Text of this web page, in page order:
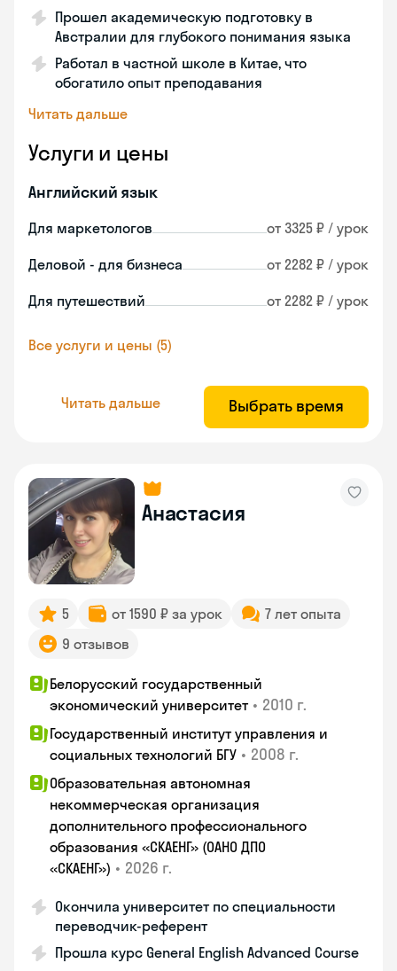
Прошел академическую подготовку в
Австралии для глубокого понимания языка
Работал в частной школе в Китае, что
обогатило опыт преподавания
Читать дальше
Услуги и цены
Английский язык
Для маркетологов от 3325 ₽ / урок
Деловой - для бизнеса от 2282 ₽ / урок
Для путешествий от 2282 ₽ / урок
Все услуги и цены (5)
Читать дальше Выбрать время
Анастасия
5 от 1590 ₽ за урок
7 лет опыта
9 отзывов
Белорусский государственный
экономический университет • 2010 г.
Государственный институт управления и
социальных технологий БГУ • 2008 г.
Образовательная автономная
некоммерческая организация
дополнительного профессионального
образования «СКАЕНГ» (ОАНО ДПО
«СКАЕНГ») • 2026 г.
Окончила университет по специальности
переводчик-референт
Прошла курс General English Advanced Course